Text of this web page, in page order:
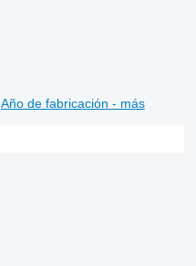
Año de fabricación - más